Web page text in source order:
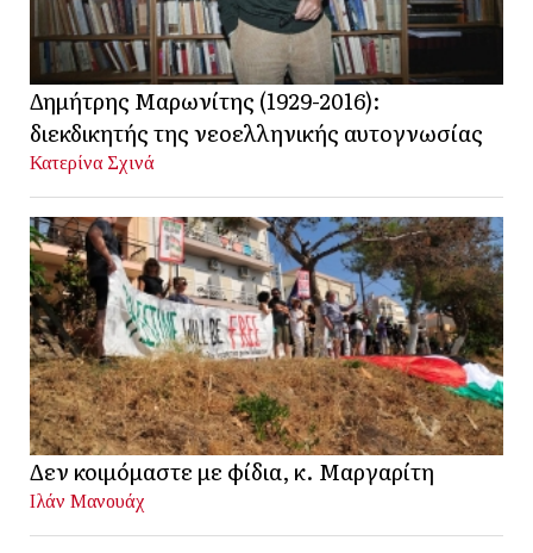
Δημήτρης Μαρωνίτης (1929-2016):
διεκδικητής της νεοελληνικής αυτογνωσίας
Κατερίνα Σχινά
Δεν κοιμόμαστε με φίδια, κ. Μαργαρίτη
Ιλάν Μανουάχ